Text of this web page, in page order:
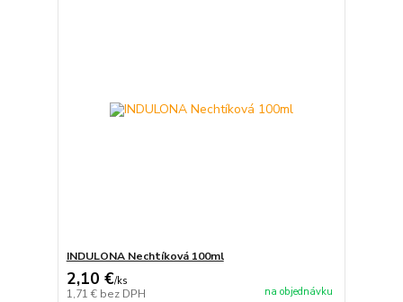
INDULONA Nechtíková 100ml
2,10 €/ks
1,71 € bez DPH na objednávku